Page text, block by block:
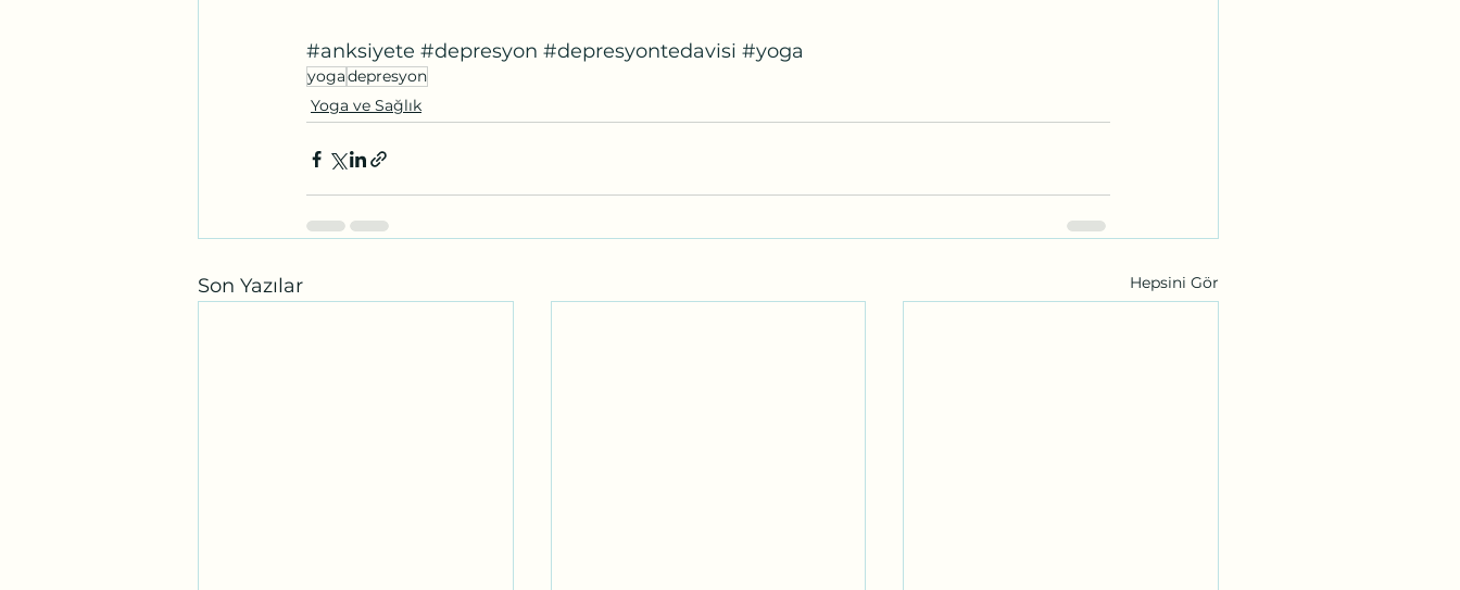
#anksiyete #depresyon #depresyontedavisi #yoga
yogadepresyon
Yoga ve Sağlık
Son Yazılar Hepsini Gör